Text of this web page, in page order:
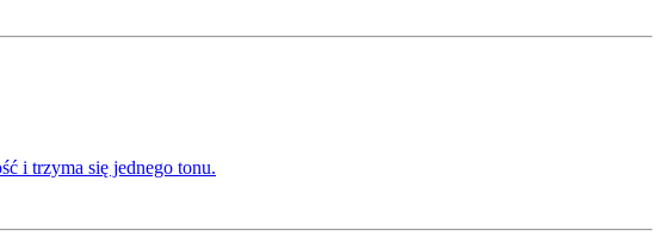
i trzyma się jednego tonu.